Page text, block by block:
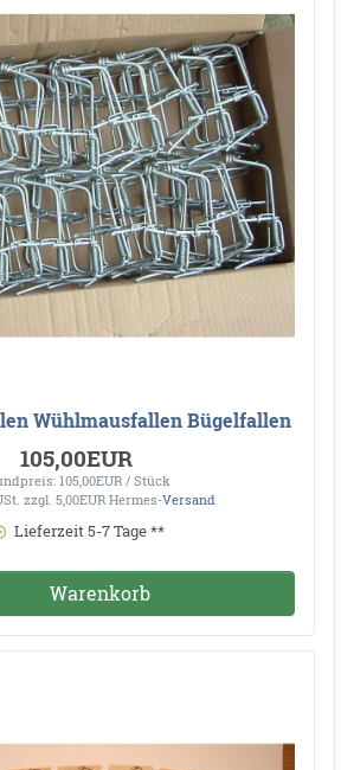
Wühlmausfallen Bügelfallen
105,00EUR
105,00EUR / Stück
zzgl. 5,00EUR Hermes-Versand
Lieferzeit 5-7 Tage **
Warenkorb